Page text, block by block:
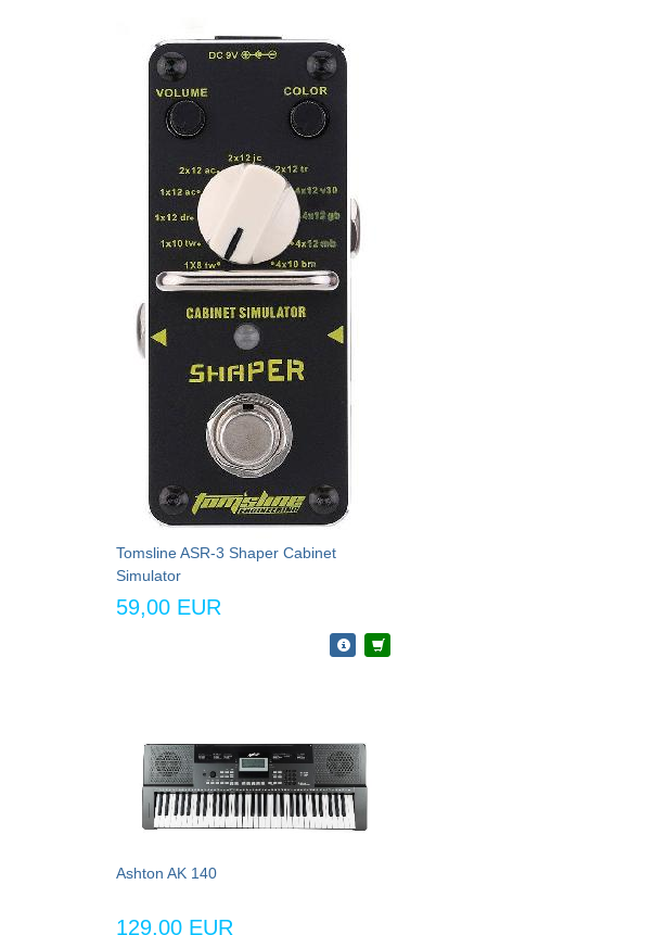
Tomsline ASR-3 Shaper Cabinet
Simulator
59,00 EUR
Ashton AK 140
129,00 EUR